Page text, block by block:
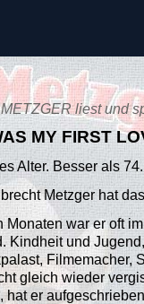
liest und
MY FIRST
Alter. Besser als
Metzger hat
Monaten war er oft
Kindheit und
Filmemacher,
gleich wieder
hat er